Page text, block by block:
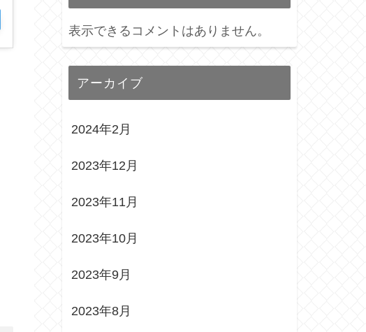
表示できるコメントはありません。
アーカイブ
2024年2月
2023年12月
2023年11月
2023年10月
2023年9月
2023年8月